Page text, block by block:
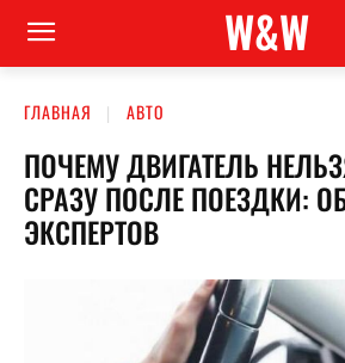
W&W
ГЛАВНАЯ АВТО
ПОЧЕМУ ДВИГАТЕЛЬ
СРАЗУ ПОСЛЕ ПОЕЗДКИ:
ЭКСПЕРТОВ